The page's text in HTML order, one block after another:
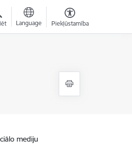
Language Piekļūstamība
mediju